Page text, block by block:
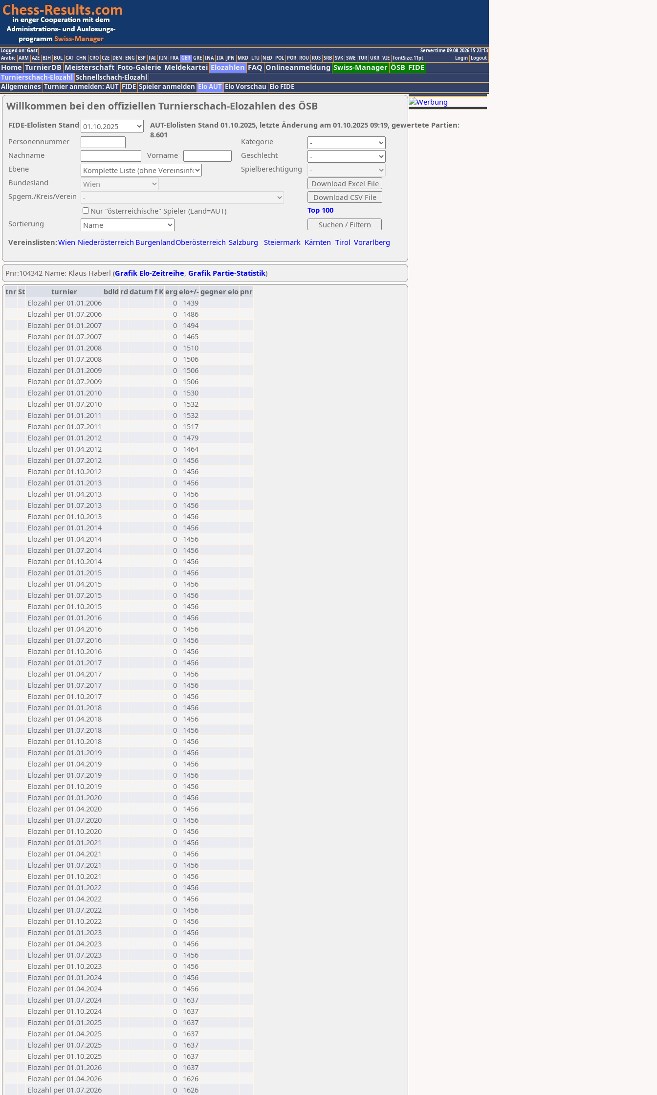
Logged on: Gast
Servertime 09.08.2026 15:23:13
Logout
Login
Arabic ARM AZE BIH BUL CAT CHN CRO CZE DEN ENG ESP FAI FIN FRA GER GRE INA ITA JPN MKD LTU NED POL POR ROU RUS SRB SVK SWE TUR UKR VIE FontSize:11pt
Home TurnierDB Meisterschaft Foto-Galerie Meldekartei Elozahlen FAQ Onlineanmeldung Swiss-Manager ÖSB FIDE
Turnierschach-Elozahl Schnellschach-Elozahl
Allgemeines Turnier anmelden: AUT FIDE Spieler anmelden Elo AUT Elo Vorschau Elo FIDE
Willkommen bei den offiziellen Turnierschach-Elozahlen des ÖSB
Nachname
Vorname
Ebene
Kategorie
Sortierung
Personennummer
Bundesland
Spgem./Kreis/Verein
Geschlecht
Nur "österreichische" Spieler (Land=AUT)
Spielberechtigung
Vereinslisten:Wien Niederösterreich BurgenlandOberösterreich Salzburg Steiermark Kärnten Tirol Vorarlberg
Top 100
AUT-Elolisten Stand 01.10.2025, letzte Änderung am 01.10.2025 09:19, gewertete Partien:
8.601
FIDE-Elolisten Stand
Pnr:104342 Name: Klaus Haberl (Grafik Elo-Zeitreihe, Grafik Partie-Statistik)
tnrSt turnier bdld rd datumf Kerg elo+/-gegnerelo pnr
Elozahl per 01.01.2006
0
1439
Elozahl per 01.07.2006
0
1486
Elozahl per 01.01.2007
0
1494
Elozahl per 01.07.2007
0
1465
Elozahl per 01.01.2008
0
1510
Elozahl per 01.07.2008
0
1506
Elozahl per 01.01.2009
0
1506
Elozahl per 01.07.2009
0
1506
Elozahl per 01.01.2010
0
1530
Elozahl per 01.07.2010
0
1532
Elozahl per 01.01.2011
0
1532
Elozahl per 01.07.2011
0
1517
Elozahl per 01.01.2012
0
1479
Elozahl per 01.04.2012
0
1464
Elozahl per 01.07.2012
0
1456
Elozahl per 01.10.2012
0
1456
Elozahl per 01.01.2013
0
1456
Elozahl per 01.04.2013
0
1456
Elozahl per 01.07.2013
0
1456
Elozahl per 01.10.2013
0
1456
Elozahl per 01.01.2014
0
1456
Elozahl per 01.04.2014
0
1456
Elozahl per 01.07.2014
0
1456
Elozahl per 01.10.2014
0
1456
Elozahl per 01.01.2015
0
1456
Elozahl per 01.04.2015
0
1456
Elozahl per 01.07.2015
0
1456
Elozahl per 01.10.2015
0
1456
Elozahl per 01.01.2016
0
1456
Elozahl per 01.04.2016
0
1456
Elozahl per 01.07.2016
0
1456
Elozahl per 01.10.2016
0
1456
Elozahl per 01.01.2017
0
1456
Elozahl per 01.04.2017
0
1456
Elozahl per 01.07.2017
0
1456
Elozahl per 01.10.2017
0
1456
Elozahl per 01.01.2018
0
1456
Elozahl per 01.04.2018
0
1456
Elozahl per 01.07.2018
0
1456
Elozahl per 01.10.2018
0
1456
Elozahl per 01.01.2019
0
1456
Elozahl per 01.04.2019
0
1456
Elozahl per 01.07.2019
0
1456
Elozahl per 01.10.2019
0
1456
Elozahl per 01.01.2020
0
1456
Elozahl per 01.04.2020
0
1456
Elozahl per 01.07.2020
0
1456
Elozahl per 01.10.2020
0
1456
Elozahl per 01.01.2021
0
1456
Elozahl per 01.04.2021
0
1456
Elozahl per 01.07.2021
0
1456
Elozahl per 01.10.2021
0
1456
Elozahl per 01.01.2022
0
1456
Elozahl per 01.04.2022
0
1456
Elozahl per 01.07.2022
0
1456
Elozahl per 01.10.2022
0
1456
Elozahl per 01.01.2023
0
1456
Elozahl per 01.04.2023
0
1456
Elozahl per 01.07.2023
0
1456
Elozahl per 01.10.2023
0
1456
Elozahl per 01.01.2024
0
1456
Elozahl per 01.04.2024
0
1456
Elozahl per 01.07.2024
0
1637
Elozahl per 01.10.2024
0
1637
Elozahl per 01.01.2025
0
1637
Elozahl per 01.04.2025
0
1637
Elozahl per 01.07.2025
0
1637
Elozahl per 01.10.2025
0
1637
Elozahl per 01.01.2026
0
1637
Elozahl per 01.04.2026
0
1626
Elozahl per 01.07.2026
0 1626